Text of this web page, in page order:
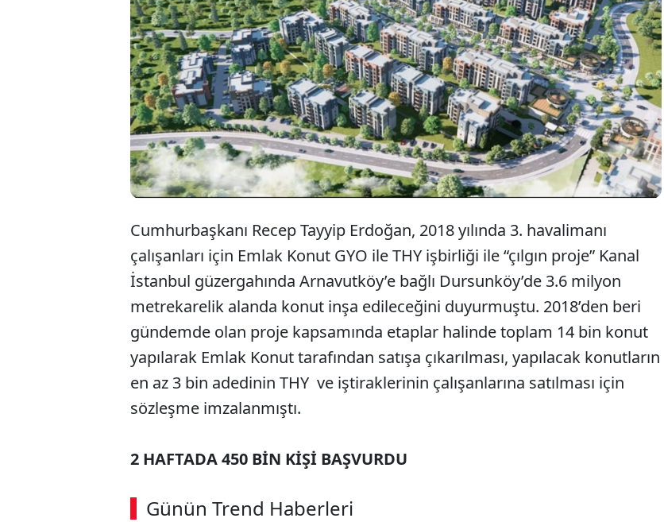
İmar planı iptal edilen Yenişehir Evleri Arnavutköy projesi için kuralar
yarın çekiliyor. 2 Haziran 2023’te tamamlanan başvuru sürecinden
bugüne kadar geçen sürede mahkeme imar planlarını iptal ettiği gibi
ev fiyatları da ikiye katlandı. 2+1 evin ortalama 2.5 milyon TL olarak
duyurulan fiyatı şu an 4 milyon TL olarak ilan edildi.
Cumhurbaşkanı Recep Tayyip Erdoğan, 2018 yılında 3. havalimanı
çalışanları için Emlak Konut GYO ile THY işbirliği ile “çılgın proje” Kanal
İstanbul güzergahında Arnavutköy’e bağlı Dursunköy’de 3.6 milyon
metrekarelik alanda konut inşa edileceğini duyurmuştu. 2018’den beri
gündemde olan proje kapsamında etaplar halinde toplam 14 bin konut
yapılarak Emlak Konut tarafından satışa çıkarılması, yapılacak konutların
en az 3 bin adedinin THY ve iştiraklerinin çalışanlarına satılması için
sözleşme imzalanmıştı.
2 HAFTADA 450 BİN KİŞİ BAŞVURDU
Günün Trend Haberleri